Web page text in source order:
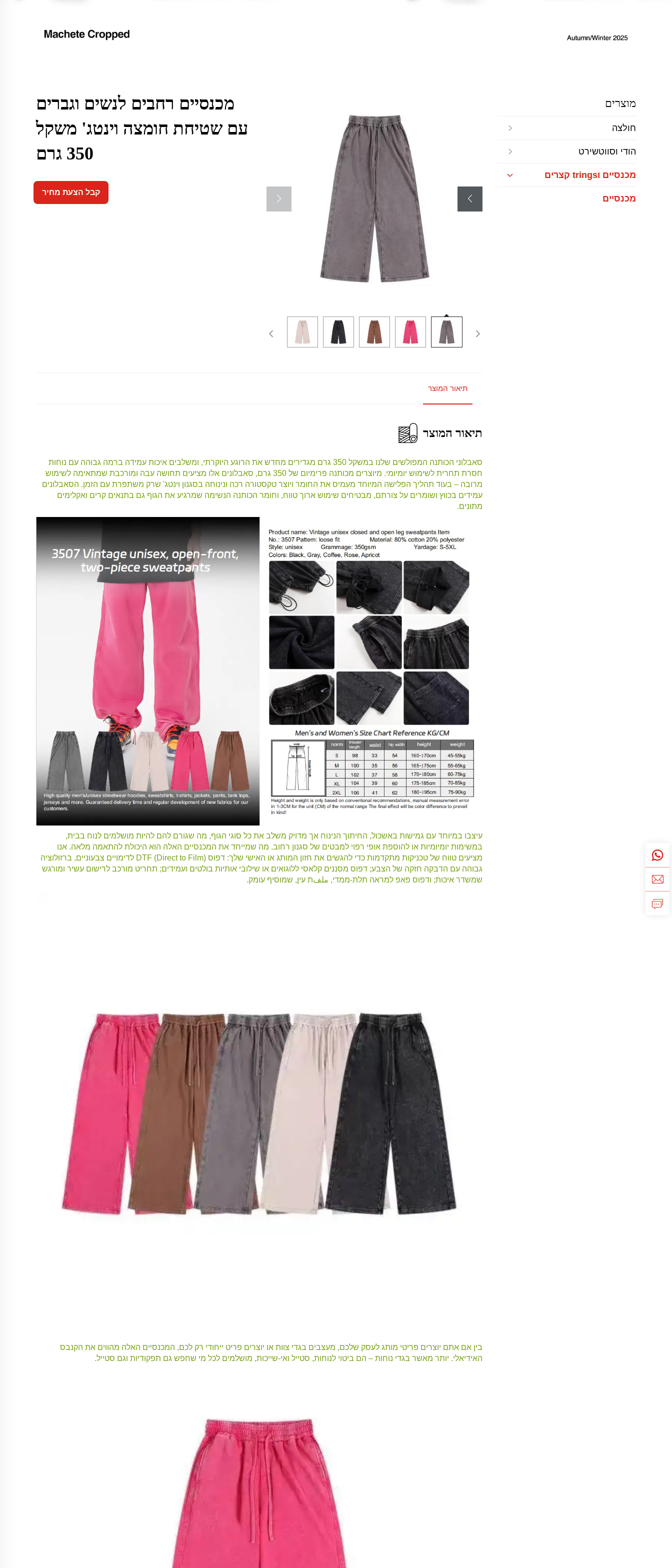
מוצרים
חולצה
הודי וסווטשירט
מכנסיים וtrings קצרים
מכנסיים
מכנסיים רחבים לנשים וגברים
עם שטיחת חומצה וינטג' משקל
350 גרם
קבל הצעת מחיר
תיאור המוצר
תיאור המוצר
סאבלוני הכותנה המפולשים שלנו במשקל 350 גרם מגדירים מחדש את הרוגע היוקרתי, ומשלבים איכות עמידה ברמה גבוהה עם נוחות
חסרת תחרית לשימוש יומיומי. מיוצרים מכותנה פרימיום של 350 גרם, סאבלונים אלו מציעים תחושה עבה ומורכבת שמתאימה לשימוש
מרובה – בעוד תהליך הפלישה המיוחד מעמיס את החומר ויוצר טקסטורה רכה ונינוחה בסגנון וינטג' שרק משתפרת עם הזמן. הסאבלונים
עמידים בכווץ ושומרים על צורתם, מבטיחים שימוש ארוך טווח, וחומר הכותנה הנשימה שמרגיע את הגוף גם בתנאים קרים ואקלימים
מתונים.
עיצבו במיוחד עם גמישות באשכול, החיתוך הנינוח אך מדויק משלב את כל סוגי הגוף, מה שגורם להם להיות מושלמים לנוח בבית,
במשימות יומיומיות או להוספת אופי רפוי למבטים של סגנון רחוב. מה שמייחד את המכנסיים האלה הוא היכולת להתאמה מלאה. אנו
מציעים טווח של טכניקות מתקדמות כדי להגשים את חזון המותג או האישי שלך: דפוס DTF (Direct to Film) לדימויים צבעוניים, ברזולוציה
גבוהה עם הדבקה חזקה של הצבע; דפוס מסננים קלאסי ללוגואים או שילובי אותיות בולטים ועמידים; תחריט מורכב לרישום עשיר ומורגש
שמשדר איכות; ודפוס פאפ למראה תלת-ממדי, ملفת עין, שמוסיף עומק.
בין אם אתם יוצרים פריטי מותג לעסק שלכם, מעצבים בגדי צוות או יוצרים פריט ייחודי רק לכם, המכנסיים האלה מהווים את הקנבס
האידיאלי. יותר מאשר בגדי נוחות – הם ביטוי לנוחות, סטייל ואי-שייכות, מושלמים לכל מי שחפש גם תפקודיות וגם סטייל.